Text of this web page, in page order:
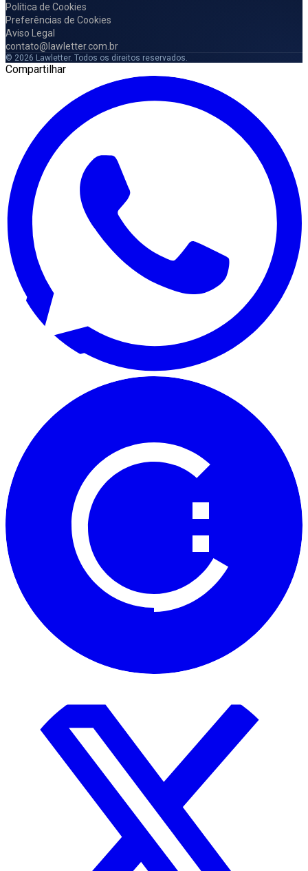
Política de Cookies
Preferências de Cookies
Aviso Legal
contato@lawletter.com.br
© 2026 Lawletter. Todos os direitos reservados.
Compartilhar